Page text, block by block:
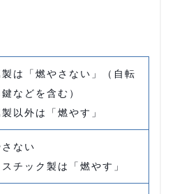
は「燃やさない」（自転
などを含む）
以外は「燃やす」
ない
チック製は「燃やす」